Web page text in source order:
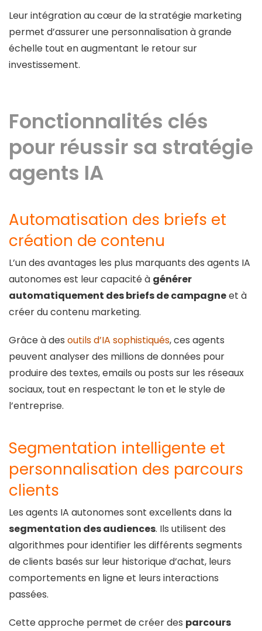
Leur intégration au cœur de la stratégie marketing
permet d’assurer une personnalisation à grande
échelle tout en augmentant le retour sur
investissement.
Fonctionnalités clés
pour réussir sa stratégie
agents IA
Automatisation des briefs et
création de contenu
L’un des avantages les plus marquants des agents IA
autonomes est leur capacité à générer
automatiquement des briefs de campagneet à
créer du contenu marketing.
Grâce à des outils d’IA sophistiqués, ces agents
peuvent analyser des millions de données pour
produire des textes, emails ou posts sur les réseaux
sociaux, tout en respectant le ton et le style de
l’entreprise.
Segmentation intelligente et
personnalisation des parcours
clients
Les agents IA autonomes sont excellents dans la
segmentation des audiences. Ils utilisent des
algorithmes pour identifier les différents segments
de clients basés sur leur historique d’achat, leurs
comportements en ligne et leurs interactions
passées.
Cette approche permet de créer des parcours